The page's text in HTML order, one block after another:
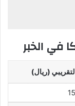
في الخبر
(ريال)